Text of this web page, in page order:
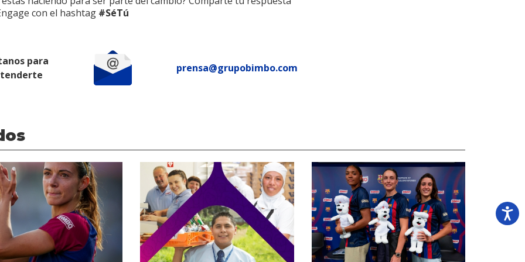
con el hashtag #SéTú
para
prensa@grupobimbo.com